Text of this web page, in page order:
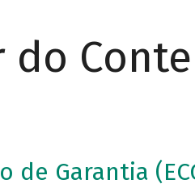
do
de Garantia